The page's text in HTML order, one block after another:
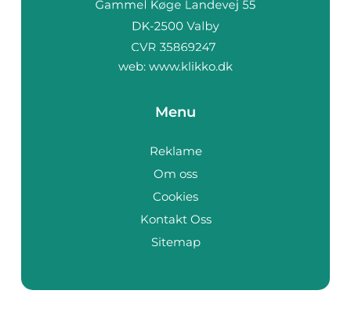
web: www.klikko.dk
Menu
Reklame
Om oss
Cookies
Kontakt Oss
Sitemap